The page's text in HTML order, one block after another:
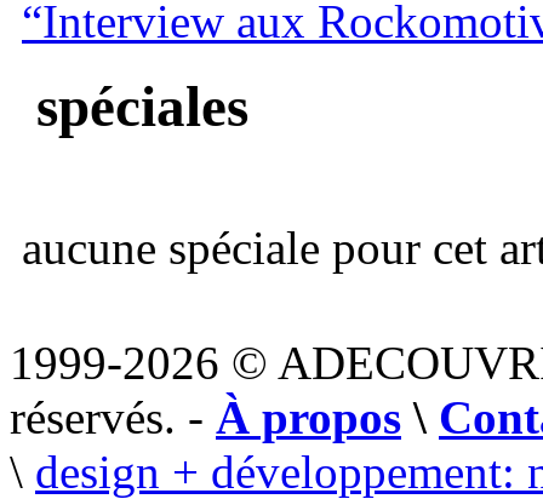
“Interview aux
spéciales
aucune spéciale pour cet
1999-2026 ©
réservés. - À propos \
\ design + développement: